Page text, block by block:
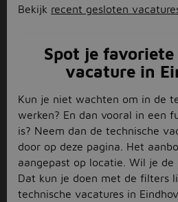
Bekijk recent gesloten
Spot je
vacature in
Kun je niet wachten om in de
werken? En dan vooral in een
is? Neem dan de technische
door op deze pagina. Het
aangepast op locatie. Wil je
Dat kun je doen met de filters
technische vacatures in